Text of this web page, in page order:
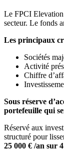
Le FPCI Elevation
secteur. Le fonds
Les principaux
Sociétés
Activité
Chiffre
Sous réserve
portefeuille qui
Réservé aux
structuré pour
25 000 € /an sur